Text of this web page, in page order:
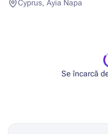
Cyprus, Ayia Napa
Se încarcă